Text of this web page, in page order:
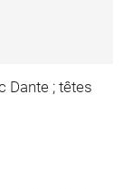
Dante ; têtes